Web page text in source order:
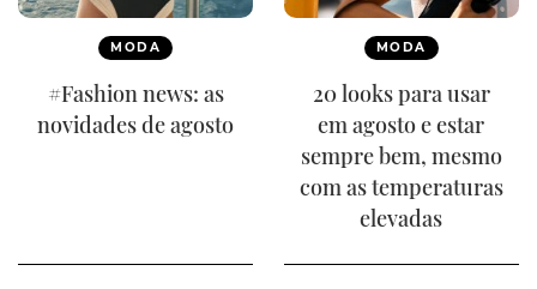
MODA
#Fashion news: as
novidades de agosto
MODA
20 looks para usar
em agosto e estar
sempre bem, mesmo
com as temperaturas
elevadas